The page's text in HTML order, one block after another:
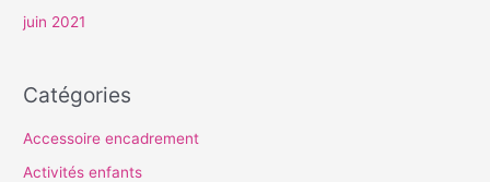
juin 2021
Catégories
Accessoire encadrement
Activités enfants